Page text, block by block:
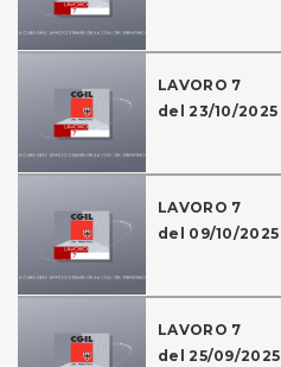
LAVORO 7
del 23/10/2025
LAVORO 7
del 09/10/2025
LAVORO 7
del 25/09/2025